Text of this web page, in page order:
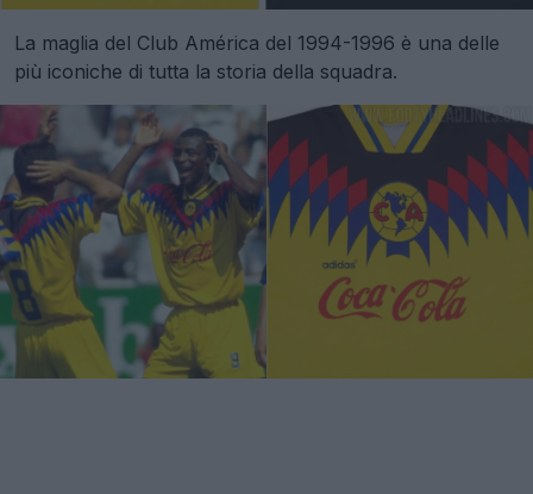
La maglia del Club América del 1994-1996 è una delle
più iconiche di tutta la storia della squadra.